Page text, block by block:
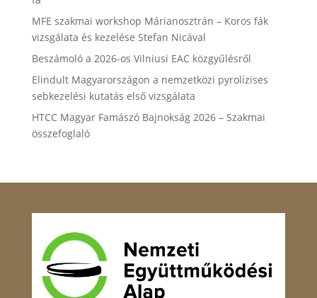
MFE szakmai workshop Márianosztrán – Koros fák
vizsgálata és kezelése Stefan Nicával
Beszámoló a 2026-os Vilniusi EAC közgyűlésről
Elindult Magyarországon a nemzetközi pyrolízises
sebkezelési kutatás első vizsgálata
HTCC Magyar Famászó Bajnokság 2026 – Szakmai
összefoglaló